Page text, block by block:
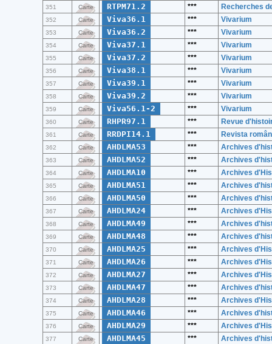
351 Carte RTPM71.2 *** Recherches
352 Carte Viva36.1 *** Vivarium
353 Carte Viva36.2 *** Vivarium
354 Carte Viva37.1 *** Vivarium
355 Carte Viva37.2 *** Vivarium
356 Carte Viva38.1 *** Vivarium
357 Carte Viva39.1 *** Vivarium
358 Carte Viva39.2 *** Vivarium
359 Carte Viva56.1-2 *** Vivarium
360 Carte RHPR97.1 *** Revue
361 Carte RRDPI14.1 *** Revista
362 Carte AHDLMA53 *** Archives
363 Carte AHDLMA52 *** Archives
364 Carte AHDLMA10 *** Archives
365 Carte AHDLMA51 *** Archives
366 Carte AHDLMA50 *** Archives
367 Carte AHDLMA24 *** Archives
368 Carte AHDLMA49 *** Archives
369 Carte AHDLMA48 *** Archives
370 Carte AHDLMA25 *** Archives
371 Carte AHDLMA26 *** Archives
372 Carte AHDLMA27 *** Archives
373 Carte AHDLMA47 *** Archives
374 Carte AHDLMA28 *** Archives
375 Carte AHDLMA46 *** Archives
376 Carte AHDLMA29 *** Archives
377 Carte AHDLMA45 *** Archives